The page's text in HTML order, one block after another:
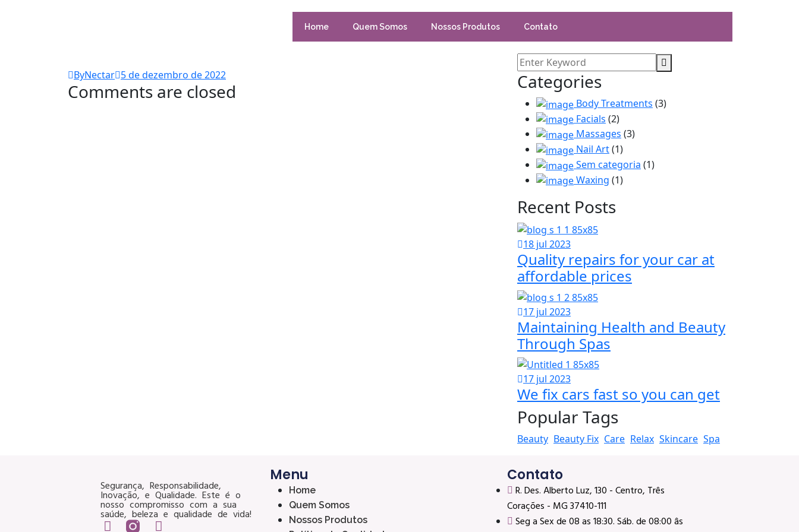
Home Quem Somos Nossos Produtos Contato
ByNectar 5 de dezembro de 2022
Comments are closed Categories
Body Treatments (3)
Facials (2)
Massages (3)
Nail Art(1)
Sem categoria (1)
Waxing (1)
Recent Posts
18 jul 2023
Quality repairs for your car at
affordable prices
17 jul 2023
Maintaining Health and Beauty
Through Spas
17 jul 2023
We fix cars fast so you can get
Popular Tags
Beauty Beauty Fix Care Relax Skincare Spa
Segurança, Responsabilidade,
Inovação, e Qualidade. Este é o
nosso compromisso com a sua
saúde, beleza e qualidade de vida!
Menu
Home
Quem Somos
Nossos Produtos
Contato
R. Des. Alberto Luz, 130 - Centro, Três
Corações - MG 37410-111
Seg a Sex de 08 as 18:30. Sáb. de 08:00 âs